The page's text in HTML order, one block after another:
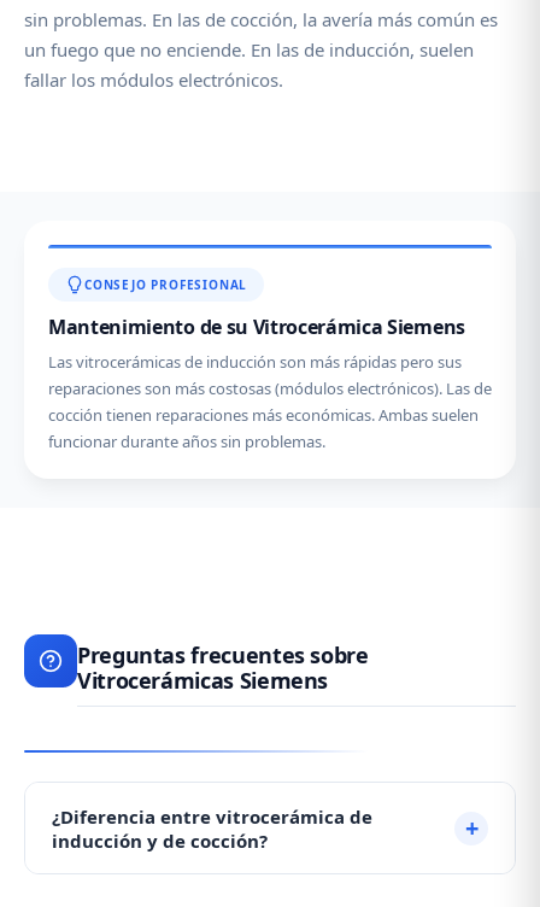
sin problemas. En las de cocción, la avería más común es
un fuego que no enciende. En las de inducción, suelen
fallar los módulos electrónicos.
CONSEJO PROFESIONAL
Mantenimiento de su Vitrocerámica Siemens
Las vitrocerámicas de inducción son más rápidas pero sus
reparaciones son más costosas (módulos electrónicos). Las de
cocción tienen reparaciones más económicas. Ambas suelen
funcionar durante años sin problemas.
Preguntas frecuentes sobre
Vitrocerámicas Siemens
¿Diferencia entre vitrocerámica de
inducción y de cocción?